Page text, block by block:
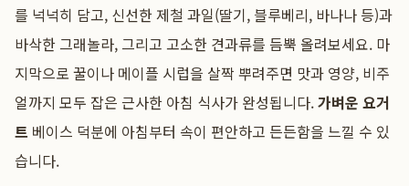
를 넉넉히 담고, 신선한 제철 과일(딸기, 블루베리, 바나나 등)과
바삭한 그래놀라, 그리고 고소한 견과류를 듬뿍 올려보세요. 마
지막으로 꿀이나 메이플 시럽을 살짝 뿌려주면 맛과 영양, 비주
얼까지 모두 잡은 근사한 아침 식사가 완성됩니다.가벼운 요거
트 베이스 덕분에 아침부터 속이 편안하고 든든함을 느낄 수 있
습니다.